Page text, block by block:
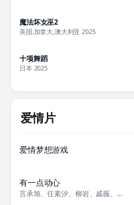
魔法坏女巫2
美国,加拿大,澳大利亚 2025
十项舞蹈
日本 2025
爱情片
爱情梦想游戏
有一点动心
言承旭、任素汐、柳岩、戚薇、连凯、汤加文、曹扬、李欣烨、那威、李勤勤
正片